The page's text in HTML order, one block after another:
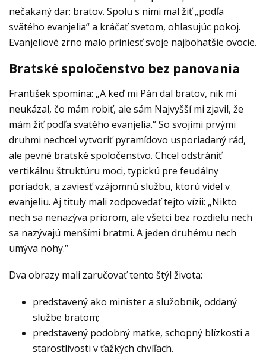
nečakaný dar: bratov. Spolu s nimi mal žiť „podľa
svätého evanjelia“ a kráčať svetom, ohlasujúc pokoj.
Evanjeliové zrno malo priniesť svoje najbohatšie ovocie.
Bratské spoločenstvo bez panovania
František spomína: „A keď mi Pán dal bratov, nik mi
neukázal, čo mám robiť, ale sám Najvyšší mi zjavil, že
mám žiť podľa svätého evanjelia.“ So svojimi prvými
druhmi nechcel vytvoriť pyramídovo usporiadaný rád,
ale pevné bratské spoločenstvo. Chcel odstrániť
vertikálnu štruktúru moci, typickú pre feudálny
poriadok, a zaviesť vzájomnú službu, ktorú videl v
evanjeliu. Aj tituly mali zodpovedať tejto vízii: „Nikto
nech sa nenazýva priorom, ale všetci bez rozdielu nech
sa nazývajú menšími bratmi. A jeden druhému nech
umýva nohy.“
Dva obrazy mali zaručovať tento štýl života:
predstavený ako minister a služobník, oddaný
službe bratom;
predstavený podobný matke, schopný blízkosti a
starostlivosti v ťažkých chvíľach.